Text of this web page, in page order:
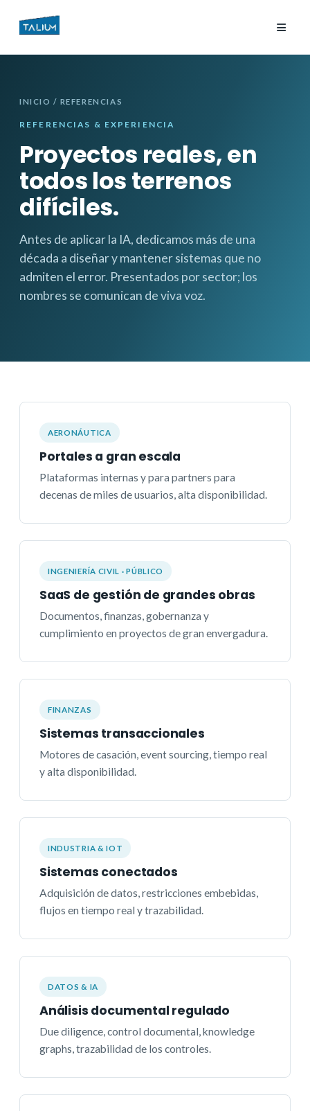
≡
INICIO / REFERENCIAS
REFERENCIAS & EXPERIENCIA
Proyectos reales, en
todos los terrenos
difíciles.
Antes de aplicar la IA, dedicamos más de una
década a diseñar y mantener sistemas que no
admiten el error. Presentados por sector; los
nombres se comunican de viva voz.
AERONÁUTICA
Portales a gran escala
Plataformas internas y para partners para
decenas de miles de usuarios, alta disponibilidad.
INGENIERÍA CIVIL · PÚBLICO
SaaS de gestión de grandes obras
Documentos, finanzas, gobernanza y
cumplimiento en proyectos de gran envergadura.
FINANZAS
Sistemas transaccionales
Motores de casación, event sourcing, tiempo real
y alta disponibilidad.
INDUSTRIA & IOT
Sistemas conectados
Adquisición de datos, restricciones embebidas,
flujos en tiempo real y trazabilidad.
DATOS & IA
Análisis documental regulado
Due diligence, control documental, knowledge
graphs, trazabilidad de los controles.